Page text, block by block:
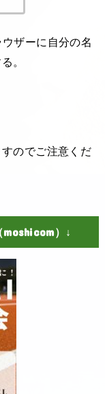
ザーに自分の名
。
のでご注意くだ
）↓